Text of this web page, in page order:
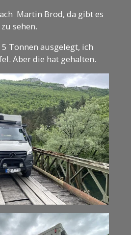
Martin Brod, da gibt es
sehen.
Tonnen ausgelegt, ich
Aber die hat gehalten.